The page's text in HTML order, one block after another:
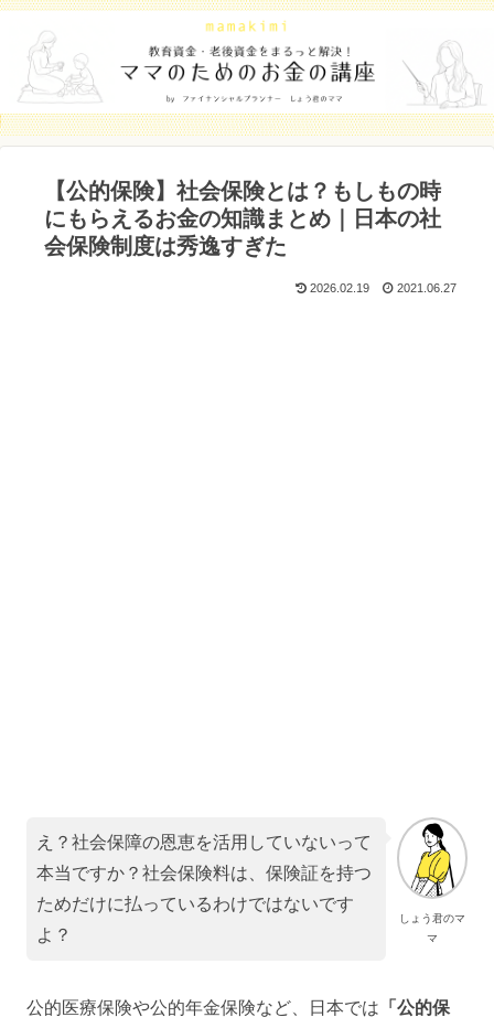
【公的保険】社会保険とは？もしもの時
にもらえるお金の知識まとめ｜日本の社
会保険制度は秀逸すぎた
2026.02.19 2021.06.27
しょう君のマ
マ
え？社会保障の恩恵を活用していないって
本当ですか？社会保険料は、保険証を持つ
ためだけに払っているわけではないです
よ？
公的医療保険や公的年金保険など、日本では 「公的保